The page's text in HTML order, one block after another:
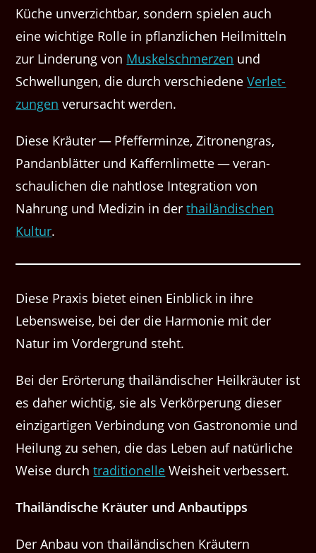
Küche unverzicht­bar, son­dern spie­len auch
eine wichtige Rolle in pflan­zlichen Heilmit­teln
zur Lin­derung von Muskelschmerzen und
Schwellun­gen, die durch ver­schiedeneVer­let­
zun­gen verur­sacht werden.
Diese Kräuter — Pfef­fer­minze, Zitro­nen­gras,
Pan­dan­blät­ter und Kaf­fern­limette — ver­an­
schaulichen die naht­lose Inte­gra­tion von
Nahrung und Medi­zin in derthailändis­chen
Kul­tur.
Diese Prax­is bietet einen Ein­blick in ihre
Lebensweise, bei der die Har­monie mit der
Natur im Vorder­grund steht.
Bei der Erörterung thailändis­ch­er Heilkräuter ist
es daher wichtig, sie als Verkör­pe­rung dieser
einzi­gar­ti­gen Verbindung von Gas­tronomie und
Heilung zu sehen, die das Leben auf natür­liche
Weise durchtra­di­tionelle Weisheit verbessert.
Thailändis­che Kräuter und Anbautipps
Der Anbau von thailändis­chen Kräutern